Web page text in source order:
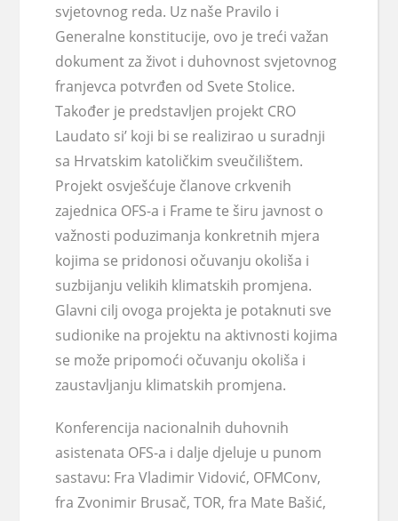
svjetovnog reda. Uz naše Pravilo i
Generalne konstitucije, ovo je treći važan
dokument za život i duhovnost svjetovnog
franjevca potvrđen od Svete Stolice.
Također je predstavljen projekt CRO
Laudato si’ koji bi se realizirao u suradnji
sa Hrvatskim katoličkim sveučilištem.
Projekt osvješćuje članove crkvenih
zajednica OFS-a i Frame te širu javnost o
važnosti poduzimanja konkretnih mjera
kojima se pridonosi očuvanju okoliša i
suzbijanju velikih klimatskih promjena.
Glavni cilj ovoga projekta je potaknuti sve
sudionike na projektu na aktivnosti kojima
se može pripomoći očuvanju okoliša i
zaustavljanju klimatskih promjena.
Konferencija nacionalnih duhovnih
asistenata OFS-a i dalje djeluje u punom
sastavu: Fra Vladimir Vidović, OFMConv,
fra Zvonimir Brusač, TOR, fra Mate Bašić,